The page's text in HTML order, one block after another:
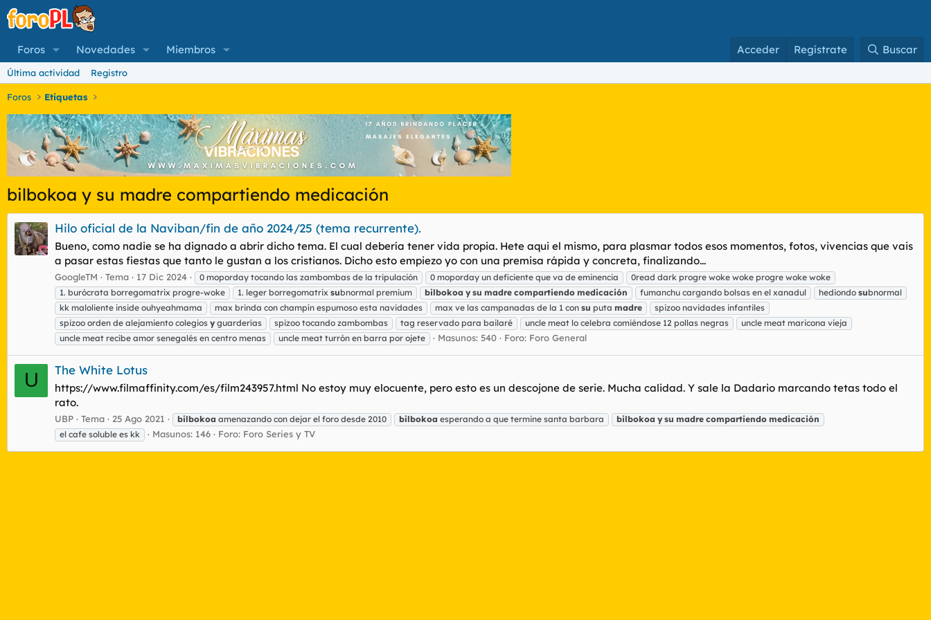
Foros Novedades Miembros Acceder Regístrate Buscar
Última actividad Registro
Foros Etiquetas
bilbokoa y su madre compartiendo medicación
Hilo oficial de la Naviban/fin de año 2024/25 (tema recurrente).
Bueno, como nadie se ha dignado a abrir dicho tema. El cual debería tener vida propia. Hete aqui el mismo, para plasmar todos esos momentos, fotos, vivencias que vais
a pasar estas fiestas que tanto le gustan a los cristianos. Dicho esto empiezo yo con una premisa rápida y concreta, finalizando...
GoogleTM Tema 17 Dic 2024 0 moporday tocando las zambombas de la tripulación 0 moporday un deficiente que va de eminencia
0read dark progre woke woke progre woke woke
1. burócrata borregomatrix progre-woke
1. leger borregomatrix subnormal premium bilbokoa y su madre compartiendo medicación fumanchu cargando bolsas en el xanadul hediondo subnormal
kk maloliente inside ouhyeahmama
max brinda con champín espumoso esta navidades max ve las campanadas de la 1 con su puta madre
spizoo navidades infantiles
spizoo orden de alejamiento colegios y guarderías spizoo tocando zambombas tag reservado para bailaré uncle meat lo celebra comiéndose 12 pollas negras
uncle meat maricona vieja
uncle meat recibe amor senegalés en centro menas
uncle meat turrón en barra por ojete Masunos: 540 Foro: Foro General
U The White Lotus
https://www.filmaffinity.com/es/film243957.html No estoy muy elocuente, pero esto es un descojone de serie. Mucha calidad. Y sale la Dadario marcando tetas todo el
rato.
UBP Tema 25 Ago 2021 bilbokoa amenazando con dejar el foro desde 2010 bilbokoa esperando a que termine santa barbara bilbokoa y su madre compartiendo medicación
el cafe soluble es kk
Masunos: 146 Foro: Foro Series y TV